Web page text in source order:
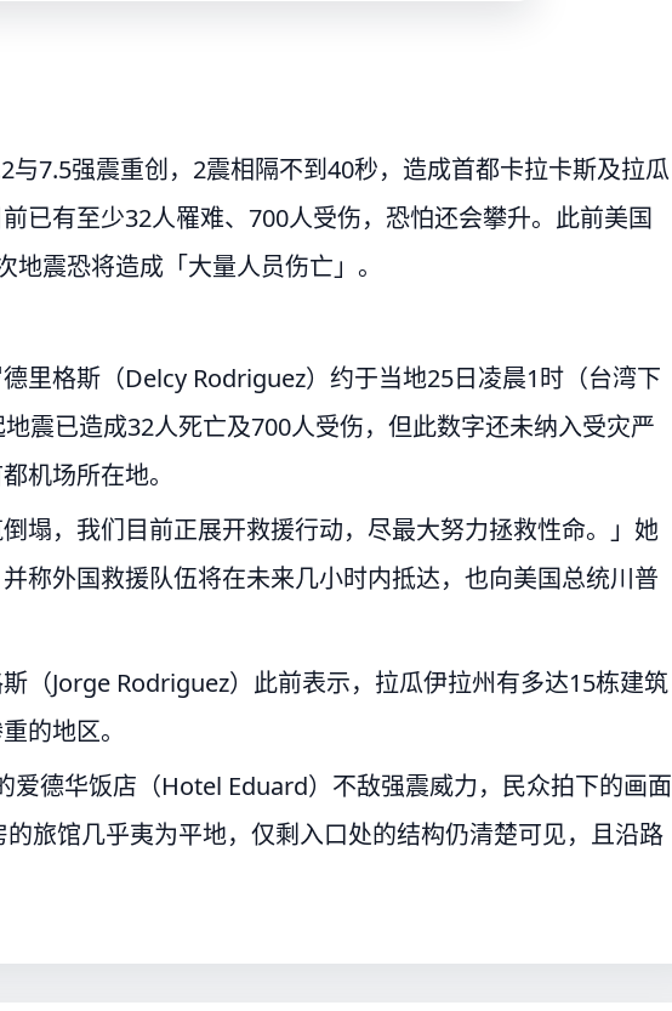
与7.5强震重创，2震相隔不到40秒，造成首都卡拉卡斯及拉瓜
已有至少32人罹难、700人受伤，恐怕还会攀升。此前美国
震恐将造成「大量人员伤亡」。
里格斯（Delcy Rodriguez）约于当地25日凌晨1时（台湾下
震已造成32人死亡及700人受伤，但此数字还未纳入受灾严
机场所在地。
塌，我们目前正展开救援行动，尽最大努力拯救性命。」她
称外国救援队伍将在未来几小时内抵达，也向美国总统川普
（Jorge Rodriguez）此前表示，拉瓜伊拉州有多达15栋建筑
的地区。
爱德华饭店（Hotel Eduard）不敌强震威力，民众拍下的画面
旅馆几乎夷为平地，仅剩入口处的结构仍清楚可见，且沿路